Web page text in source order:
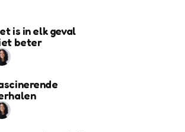
is in elk geval
beter